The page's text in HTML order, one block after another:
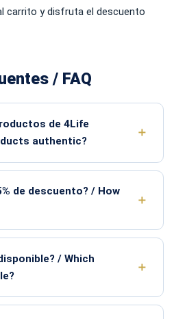
carrito y disfruta el descuento
/ FAQ
de 4Life
authentic?
de descuento? / How
/ Which